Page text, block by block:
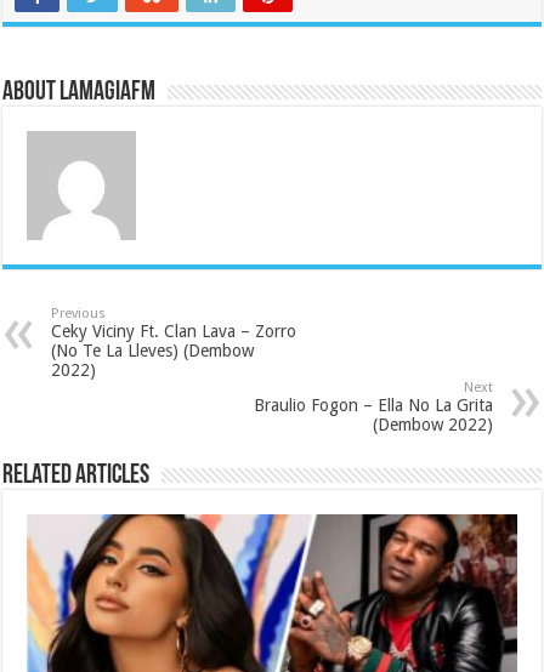
About LaMagiaFM
Previous
Ceky Viciny Ft. Clan Lava – Zorro
(No Te La Lleves) (Dembow
2022)
Next
Braulio Fogon – Ella No La Grita
(Dembow 2022)
Related Articles